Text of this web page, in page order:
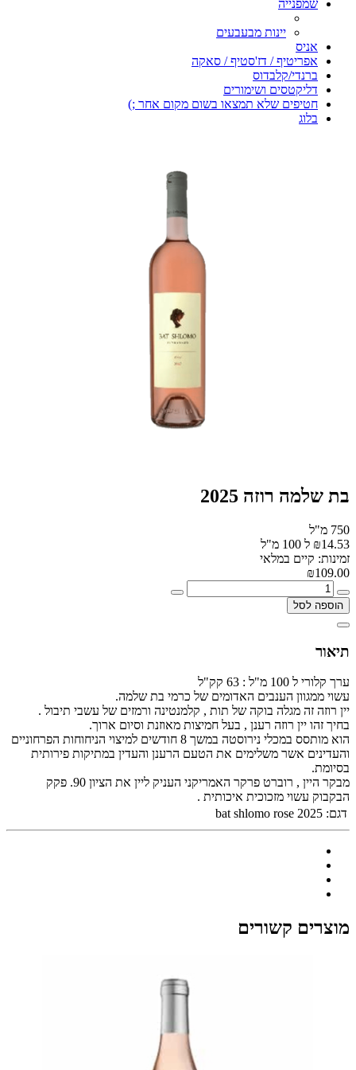
שמפנייה
יינות מבעבעים
אניס
אפריטיף / דז'סטיף / סאקה
ברנדי/קלבדוס
דליקטסים ושימורים
חטיפים שלא תמצאו בשום מקום אחר ;)
בלוג
בת שלמה רוזה 2025
750 מ"ל
₪14.53 ל 100 מ"ל
זמינות: קיים במלאי
₪109.00
הוספה לסל
תיאור
ערך קלורי ל 100 מ"ל : 63 קק"ל
עשוי ממגוון הענבים האדומים של כרמי בת שלמה.
יין רוזה זה מגלה בוקה של תות , קלמנטינה ורמזים של עשבי תיבול .
בחיך זהו יין רוזה רענן , בעל חמיצות מאוזנת וסיום ארוך.
הוא מותסס במכלי נירוסטה במשך 8 חודשים למיצוי הניחוחות הפרחוניים
והעדינים אשר משלימים את הטעם הרענן והעדין במתיקות פירותית
בסיומת.
מבקר היין , רוברט פרקר האמריקני העניק ליין את הציון 90. פקק
הבקבוק עשוי מזכוכית איכותית .
דגם: bat shlomo rose 2025
מוצרים קשורים